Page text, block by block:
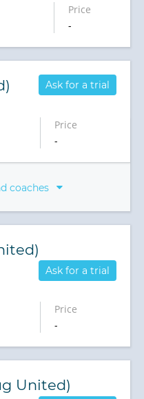
Price
-
Ask for a trial
Price
-
coaches
Ask for a trial
Price
-
United)